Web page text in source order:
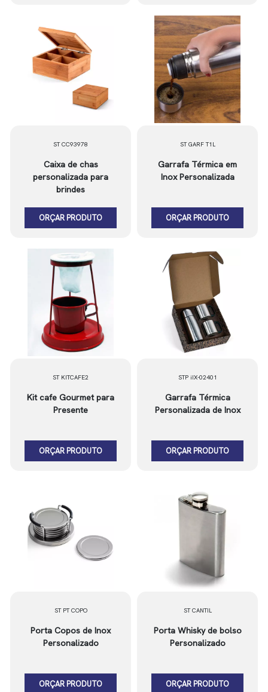
ST CC93978
Caixa de chas
personalizada para
brindes
ORÇAR PRODUTO
ST GARF T1L
Garrafa Térmica em
Inox Personalizada
ORÇAR PRODUTO
ST KITCAFE2
Kit cafe Gourmet para
Presente
ORÇAR PRODUTO
STP iIX-02401
Garrafa Térmica
Personalizada de Inox
ORÇAR PRODUTO
ST PT COPO
Porta Copos de Inox
Personalizado
ORÇAR PRODUTO
ST CANTIL
Porta Whisky de bolso
Personalizado
ORÇAR PRODUTO